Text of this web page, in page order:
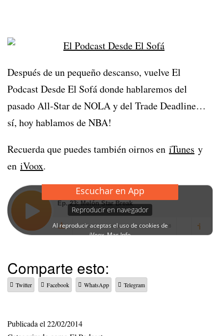
Después de un pequeño descanso, vuelve El
Podcast Desde El Sofá donde hablaremos del
pasado All-Star de NOLA y del Trade Deadline…
sí, hoy hablamos de NBA!
Recuerda que puedes también oirnos en iTunes y
en iVoox.
Comparte esto:
Twitter Facebook WhatsApp Telegram
Publicada el 22/02/2014